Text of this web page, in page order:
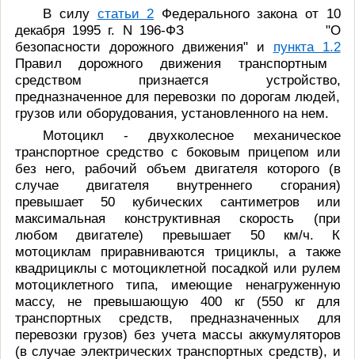
В силу статьи 2 Федерального закона от 10
декабря 1995 г. N 196-ФЗ
"О
безопасности дорожного движения" и пункта 1.2
Правил дорожного движения транспортным
средством признается устройство,
предназначенное для перевозки по дорогам людей,
грузов или оборудования, установленного на нем.
Мотоцикл - двухколесное механическое
транспортное средство с боковым прицепом или
без него, рабочий объем двигателя которого (в
случае двигателя внутреннего сгорания)
превышает 50 кубических сантиметров или
максимальная конструктивная скорость (при
любом двигателе) превышает 50 км/ч. К
мотоциклам приравниваются трициклы, а также
квадрициклы с мотоциклетной посадкой или рулем
мотоциклетного типа, имеющие ненагруженную
массу, не превышающую 400 кг (550 кг для
транспортных средств, предназначенных для
перевозки грузов) без учета массы аккумуляторов
(в случае электрических транспортных средств), и